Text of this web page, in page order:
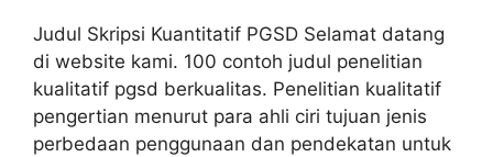
Judul Skripsi Kuantitatif PGSD Selamat datang
di website kami. 100 contoh judul penelitian
kualitatif pgsd berkualitas. Penelitian kualitatif
pengertian menurut para ahli ciri tujuan jenis
perbedaan penggunaan dan pendekatan untuk